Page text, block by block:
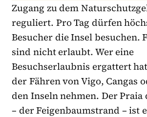
Zugang zu dem
reguliert. Pro Tag dürfen
Besucher die Insel besuchen.
sind nicht erlaubt. Wer eine
Besuchserlaubnis ergattert
der Fähren von Vigo, Cangas
den Inseln nehmen. Der Praia
– der Feigenbaumstrand – ist